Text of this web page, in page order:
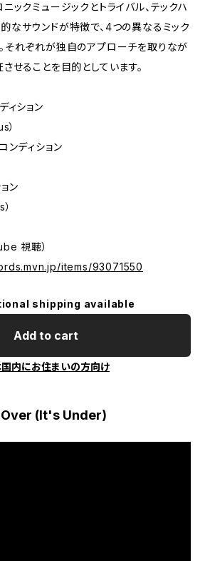
ックミュージックとトライバル、テックハ
なサウンドが特徴で、4つの異なるミック
それぞれが独自のアプローチを取りなが
せることを目的としています。
ィション
ンディション
ン
視聴）
items/93071550
shipping available
Add to cart
国内にお住まいの方向け
(It's Under)